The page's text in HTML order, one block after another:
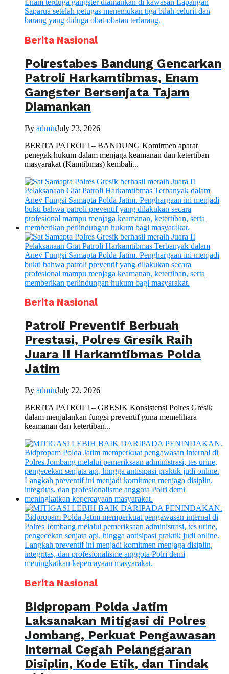
Berita Nasional
Polrestabes Bandung Gencarkan
Patroli Harkamtibmas, Enam
Gangster Bersenjata Tajam
Diamankan
By adminJuly 23, 2026
BERITA PATROLI – BANDUNG Komitmen aparat
penegak hukum dalam menjaga keamanan dan ketertiban
masyarakat (Kamtibmas) kembali...
Berita Nasional
Patroli Preventif Berbuah
Prestasi, Polres Gresik Raih
Juara II Harkamtibmas Polda
Jatim
By adminJuly 22, 2026
BERITA PATROLI – GRESIK Konsistensi Polres Gresik
dalam menjalankan fungsi preventif guna memelihara
keamanan dan ketertiban...
Berita Nasional
Bidpropam Polda Jatim
Laksanakan Mitigasi di Polres
Jombang, Perkuat Pengawasan
Internal Cegah Pelanggaran
Disiplin, Kode Etik, dan Tindak